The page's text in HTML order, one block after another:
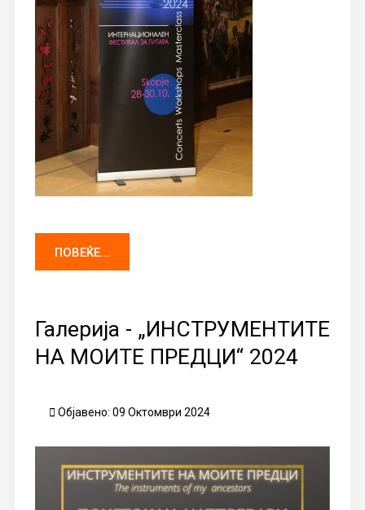
ПОВЕЌЕ...
Галерија - „ИНСТРУМЕНТИТЕ
НА МОИТЕ ПРЕДЦИ“ 2024
Објавено: 09 Октомври 2024